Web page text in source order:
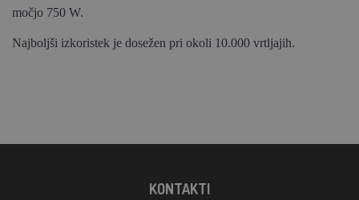
močjo 750 W.
Najboljši izkoristek je dosežen pri okoli 10.000 vrtljajih.
KONTAKTI